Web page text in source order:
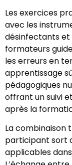
Les exercices
avec les
désinfectants et
formateurs
les erreurs en
apprentissage
pédagogiques
offrant un suivi
après la
La combinaison
participant sort
applicables